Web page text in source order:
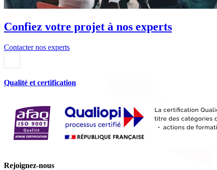
Confiez votre projet à nos experts
Contacter nos experts
Qualité et certification
Rejoignez-nous